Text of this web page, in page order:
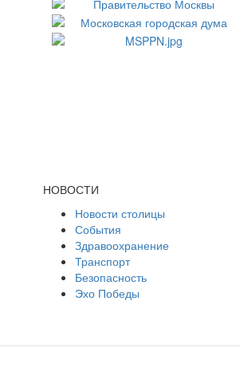
НОВОСТИ
Новости столицы
События
Здравоохранение
Транспорт
Безопасность
Эхо Победы